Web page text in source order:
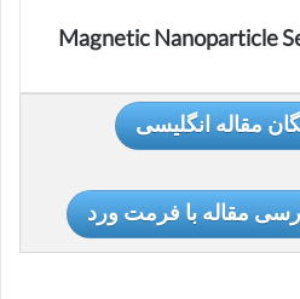
Magnetic Nanoparticle
مقاله انگلیسی
مقاله با فرمت ورد